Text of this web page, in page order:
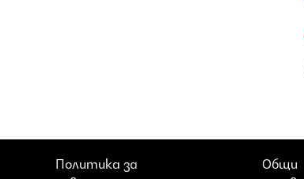
Политика за
Общи